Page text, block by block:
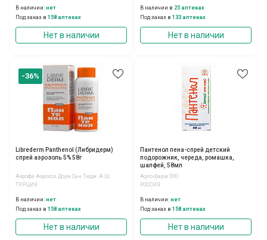
В наличии: нет
Под заказ в 158 аптеках
Нет в наличии
В наличии в 25 аптеках
Под заказ в 133 аптеках
Нет в наличии
-36%
Librederm Panthenol (Либридерм)
спрей аэрозоль 5% 58г
Аэрофа Аэросол Доум Сан.Тидж. А.Ш.
ТУРЦИЯ
В наличии: нет
Под заказ в 158 аптеках
Нет в наличии
Пантенол пена-спрей детский
подорожник, череда, ромашка,
шалфей, 58мл
Арго-Фарм ООО
РОССИЯ
В наличии: нет
Под заказ в 158 аптеках
Нет в наличии